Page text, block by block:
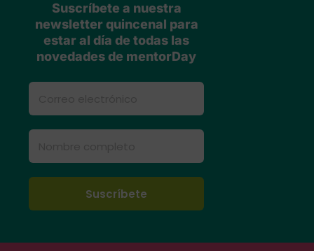
Suscríbete a nuestra
newsletter quincenal para
estar al día de todas las
novedades de mentorDay